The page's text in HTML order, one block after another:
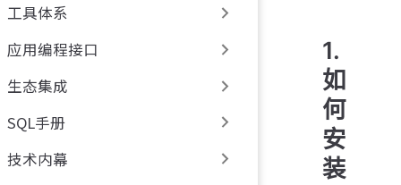
工具体系
应用编程接口
生态集成
SQL手册
技术内幕
1.
如
何
安
装